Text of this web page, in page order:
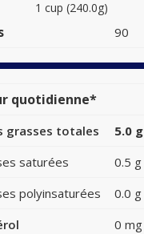
1 cup (240.0g)
90
quotidienne*
grasses totales 5.0 g
saturées
0.5 g
polyinsaturées
0.0 g
0 mg